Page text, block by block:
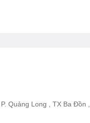
Quảng Long , TX Ba Đồn